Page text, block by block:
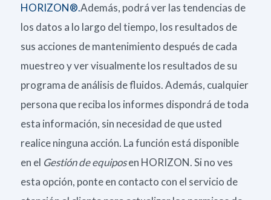
HORIZON®.Además, podrá ver las tendencias de
los datos a lo largo del tiempo, los resultados de
sus acciones de mantenimiento después de cada
muestreo y ver visualmente los resultados de su
programa de análisis de fluidos. Además, cualquier
persona que reciba los informes dispondrá de toda
esta información, sin necesidad de que usted
realice ninguna acción. La función está disponible
en el Gestión de equiposen HORIZON. Si no ves
esta opción, ponte en contacto con el servicio de